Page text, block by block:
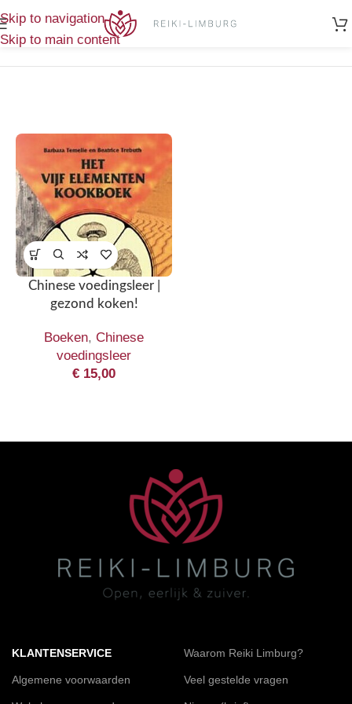
Skip to navigation
Skip to main content
Producten getagged “ayurvedisch”
Chinese voedingsleer |
gezond koken!
Boeken, Chinese
voedingsleer
€ 15,00
KLANTENSERVICE
Algemene voorwaarden
Waarom Reiki Limburg?
Veel gestelde vragen